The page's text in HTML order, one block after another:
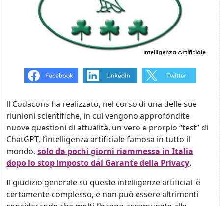
Intelligenza Artificiale
ll Codacons ha realizzato, nel corso di una delle sue
riunioni scientifiche, in cui vengono approfondite
nuove questioni di attualità, un vero e prorpio “test” di
ChatGPT, l’intelligenza artificiale famosa in tutto il
mondo, solo da pochi giorni riammessa in Italia
dopo lo stop imposto dal Garante della Privacy.
Il giudizio generale su queste intelligenze artificiali è
certamente complesso, e non può essere altrimenti